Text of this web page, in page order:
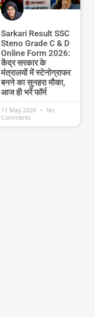
Sarkari Result SSC
Steno Grade C & D
Online Form 2026:
केंद्र सरकार के
मंत्रालयों में स्टेनोग्राफर
बनने का सुनहरा मौका,
आज ही भरें फॉर्म
11 May 2026
No
Comments